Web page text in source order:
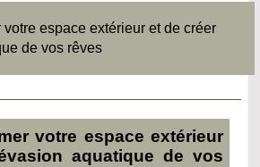
votre espace extérieur et de créer
de vos rêves
votre espace extérieur
aquatique de vos